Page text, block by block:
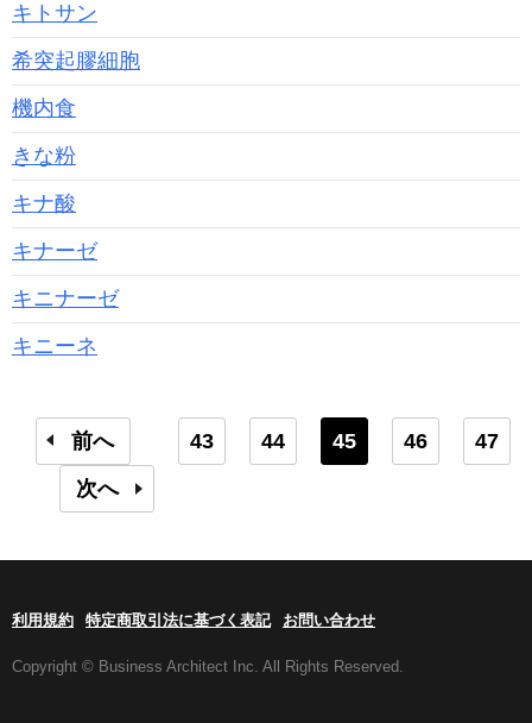
キトサン
希突起膠細胞
機内食
きな粉
キナ酸
キナーゼ
キニナーゼ
キニーネ
前へ 43 44 45 46
47
次へ
利用規約 特定商取引法に基づく表記 お問い合わせ
Copyright © Business Architect Inc. All Rights Reserved.